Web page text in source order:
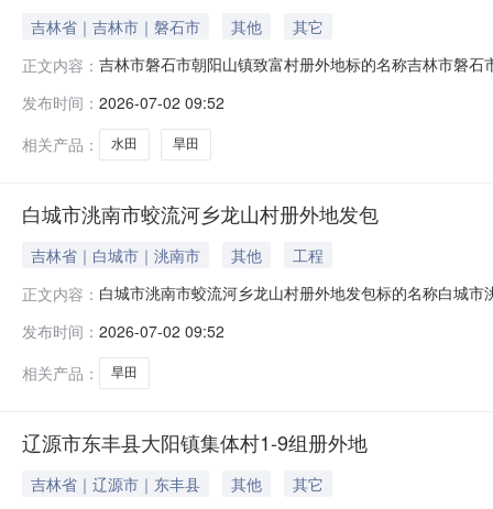
吉林省｜吉林市｜磐石市 其他
其它
正文内容： 吉林市磐石市朝阳山镇致富村册外地标的名称吉林市磐
至西至南至北至1李钟叁700.0致富村册外地5.25水田以
发布时间： 2026-07-02 09:52
相关产品：
水田 旱田
白城市洮南市蛟流河乡龙山村册外地发包
吉林省｜白城市｜洮南市 其他
工程
正文内容： 白城市洮南市蛟流河乡龙山村册外地发包标的名称白城
积地块类型东至西至南至北至1包庆峰1788.0龙山村一组
发布时间： 2026-07-02 09:52
相关产品：
旱田
辽源市东丰县大阳镇集体村1-9组册外地
吉林省｜辽源市｜东丰县 其他
其它